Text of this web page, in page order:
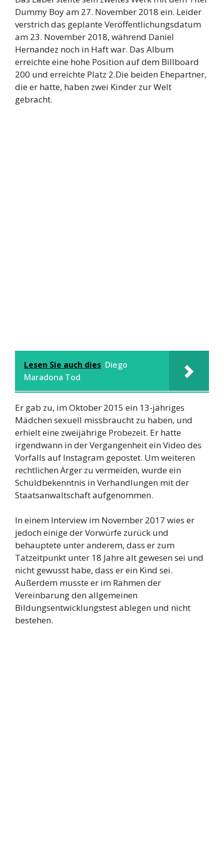
Dummy Boy am 27. November 2018 ein. Leider
verstrich das geplante Veröffentlichungsdatum
am 23. November 2018, während Daniel
Hernandez noch in Haft war. Das Album
erreichte eine hohe Position auf dem Billboard
200 und erreichte Platz 2.Die beiden Ehepartner,
die er hatte, haben zwei Kinder zur Welt
gebracht.
Lesen Sie auch dies Diego
Maradona Tod
Er gab zu, im Oktober 2015 ein 13-jähriges
Mädchen sexuell missbraucht zu haben, und
erhielt eine zweijährige Probezeit. Er hatte
irgendwann in der Vergangenheit ein Video des
Vorfalls auf Instagram gepostet. Um weiteren
rechtlichen Ärger zu vermeiden, wurde ein
Schuldbekenntnis in Verhandlungen mit der
Staatsanwaltschaft aufgenommen.
In einem Interview im November 2017 wies er
jedoch einige der Vorwürfe zurück und
behauptete unter anderem, dass er zum
Tatzeitpunkt unter 18 Jahre alt gewesen sei und
nicht gewusst habe, dass er ein Kind sei.
Außerdem musste er im Rahmen der
Vereinbarung den allgemeinen
Bildungsentwicklungstest ablegen und nicht
bestehen.